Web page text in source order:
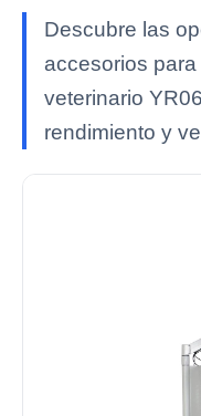
Descubre las
accesorios
veterinario
rendimiento y